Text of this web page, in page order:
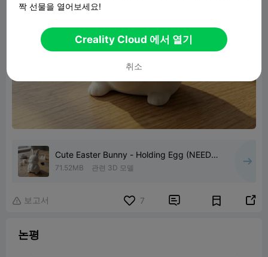
Cute Easter Bunny - Holding Egg (NEEDS
SUPPORTS)
71.52MB 관련 3D 모델
 보고서 7  
논평
짝 선물을 열어보세요!
Creality Cloud 에서 열기
취소